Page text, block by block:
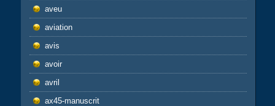
aveu
aviation
avis
avoir
avril
ax45-manuscrit